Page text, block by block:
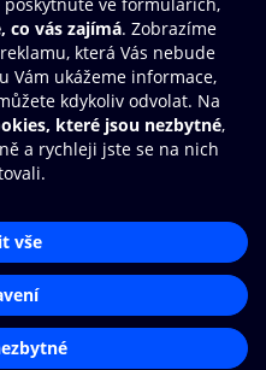
O2 Knihovna
své e-knihy a
rychleji a pohodlněji.